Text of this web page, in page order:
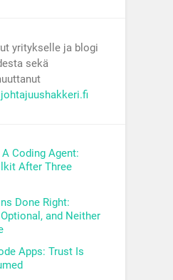
yritykselle ja blogi
sekä
Coding Agent:
After Three
Done Right:
and Neither
Apps: Trust Is